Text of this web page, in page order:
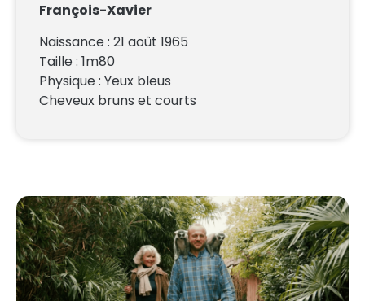
François-Xavier
Naissance : 21 août 1965
Taille : 1m80
Physique : Yeux bleus
Cheveux bruns et courts